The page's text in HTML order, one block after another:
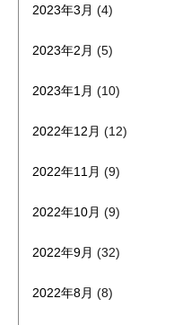
2023年3月 (4)
2023年2月 (5)
2023年1月 (10)
2022年12月 (12)
2022年11月 (9)
2022年10月 (9)
2022年9月 (32)
2022年8月 (8)